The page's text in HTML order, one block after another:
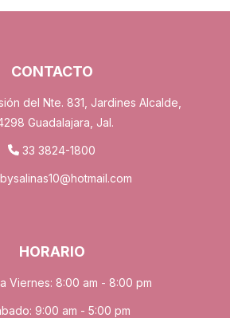
CONTACTO
del Nte. 831, Jardines Alcalde,
Guadalajara, Jal.
33 3824-1800
HORARIO
Viernes: 8:00 am - 8:00 pm
9:00 am - 5:00 pm